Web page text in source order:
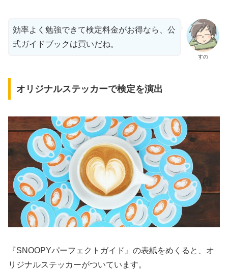
すの
効率よく勉強できて検定料金がお得なら、公
式ガイドブックは買いだね。
オリジナルステッカーで検定を演出
『SNOOPYパーフェクトガイド』の表紙をめくると、オ
リジナルステッカーがついています。